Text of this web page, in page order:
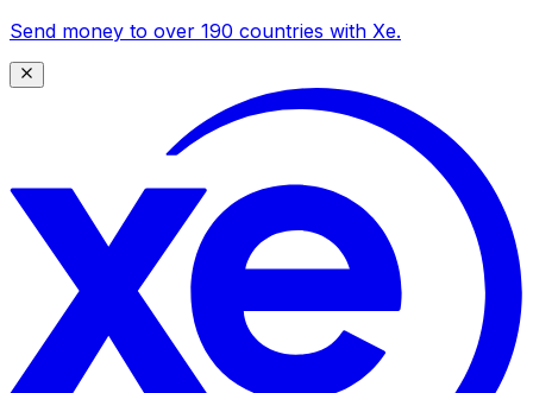
Send money to over 190 countries with Xe.